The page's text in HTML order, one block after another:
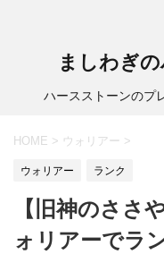
ましわぎ
ハースストーンのプ
HOME > ウォリアー >
ウォリアー ランク
【旧神のささ
ォリアーでラ